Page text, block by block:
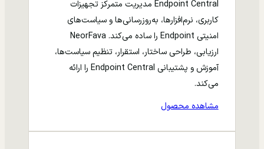
Endpoint Central مدیریت متمرکز تجهیزات
کاربری، نرم‌افزارها، به‌روزرسانی‌ها و سیاست‌های
امنیتی Endpoint را ساده می‌کند. NeorFava
ارزیابی، طراحی ساختار، استقرار، تنظیم سیاست‌ها،
آموزش و پشتیبانی Endpoint Central را ارائه
می‌کند.
مشاهده محصول